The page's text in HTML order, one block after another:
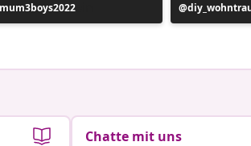
Beitrag
veröffentlicht
mum3boys2022
Beitrag
Chatte mit uns